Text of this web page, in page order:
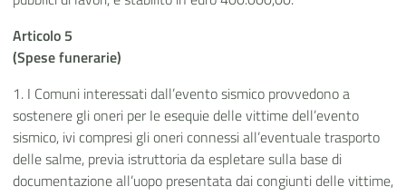
Articolo 5
(Spese funerarie)
1. I Comuni interessati dall’evento sismico provvedono a
sostenere gli oneri per Ie esequie delle vittime dell’evento
sismico, ivi compresi gli oneri connessi all’eventuale trasporto
delle salme, previa istruttoria da espletare sulla base di
documentazione all’uopo presentata dai congiunti delle vittime,